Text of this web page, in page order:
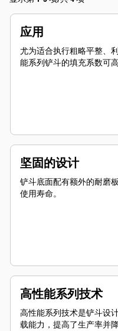
应用
尤为适合执行粗略平整、
能系列铲斗的填充系数可
坚固的设计
铲斗底面配有额外的耐磨
使用寿命。
高性能系列技术
高性能系列技术是铲斗设
载能力，提高了生产率并